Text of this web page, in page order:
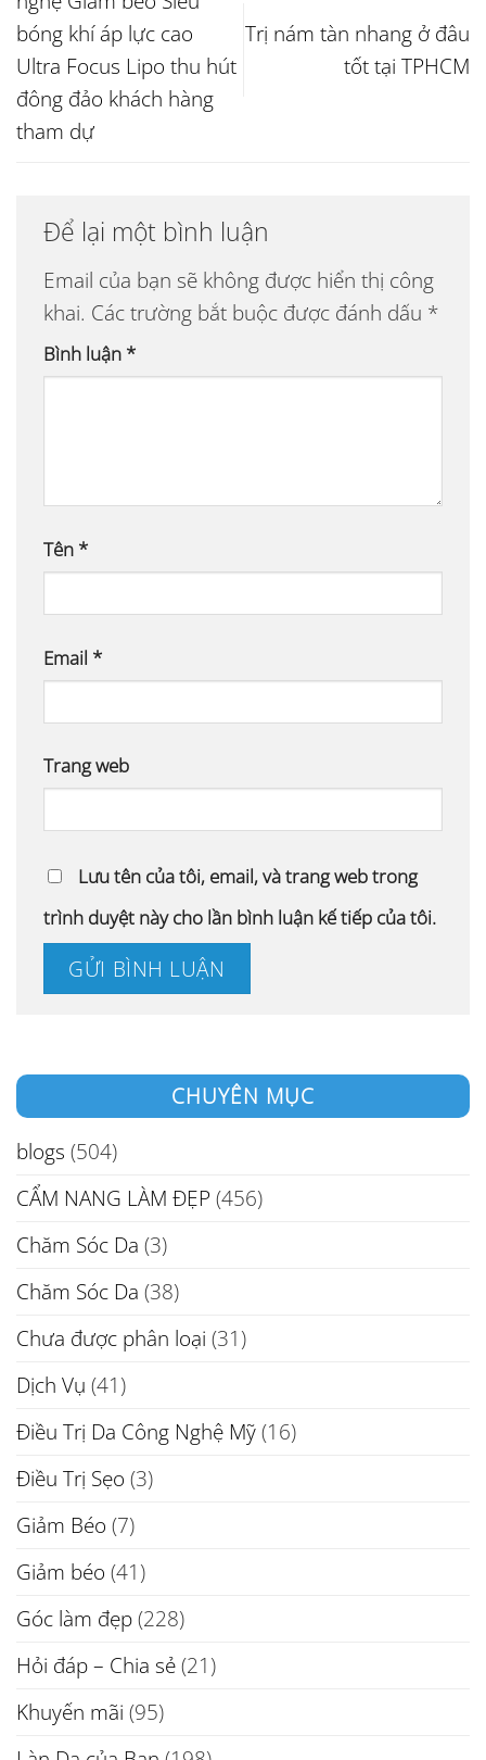
bóng khí áp lực cao
Ultra Focus Lipo thu hút
đông đảo khách hàng
tham dự
Trị nám tàn nhang ở đâu
tốt tại TPHCM
Để lại một bình luận
Email của bạn sẽ không được hiển thị công
khai. Các trường bắt buộc được đánh dấu *
Bình luận *
Tên *
Email *
Trang web
Lưu tên của tôi, email, và trang web trong
trình duyệt này cho lần bình luận kế tiếp của tôi.
CHUYÊN MỤC
blogs (504)
CẨM NANG LÀM ĐẸP (456)
Chăm Sóc Da (3)
Chăm Sóc Da (38)
Chưa được phân loại (31)
Dịch Vụ (41)
Điều Trị Da Công Nghệ Mỹ(16)
Điều Trị Sẹo (3)
Giảm Béo (7)
Giảm béo (41)
Góc làm đẹp(228)
Hỏi đáp – Chia sẻ(21)
Khuyến mãi (95)